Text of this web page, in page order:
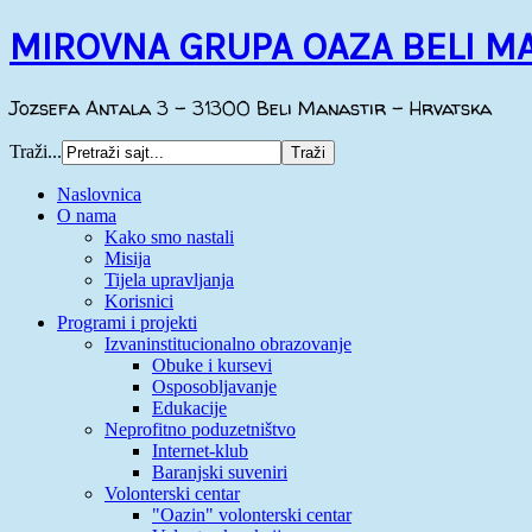
MIROVNA GRUPA OAZA BELI
Jozsefa Antala 3 - 31300 Beli Manastir - Hrvatska
Traži...
Naslovnica
O nama
Kako smo nastali
Misija
Tijela upravljanja
Korisnici
Programi i projekti
Izvaninstitucionalno obrazovanje
Obuke i kursevi
Osposobljavanje
Edukacije
Neprofitno poduzetništvo
Internet-klub
Baranjski suveniri
Volonterski centar
"Oazin" volonterski centar